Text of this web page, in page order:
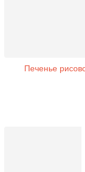
Печенье